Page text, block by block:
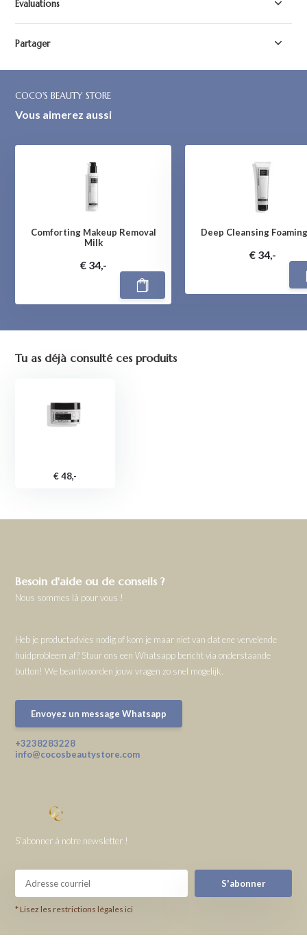
Évaluations
Partager
COCO'S BEAUTY STORE
Vous aimerez aussi
Comforting Makeup Removal
Milk
€ 34,-
Deep Cleansing
€ 34,-
Tu as déjà consulté ces produits
€ 48,-
Besoin d'aide ou de conseils ?
Nous sommes là pour vous !
Heb je productadvies nodig of kom je maar niet van dat ene vervelende
huidprobleem af? Stuur ons een Whatsapp bericht via onderstaande
button! We beantwoorden jouw vragen zo snel mogelijk.
Envoyez un message Whatsapp
+3238283228
info@cocosbeautystore.com
S'abonner à notre newsletter !
S'abonner
* Lisez les restrictions légales ici